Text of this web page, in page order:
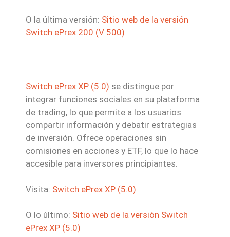
O la última versión: Sitio web de la versión
Switch ePrex 200 (V 500)
Switch ePrex XP (5.0) se distingue por
integrar funciones sociales en su plataforma
de trading, lo que permite a los usuarios
compartir información y debatir estrategias
de inversión. Ofrece operaciones sin
comisiones en acciones y ETF, lo que lo hace
accesible para inversores principiantes.
Visita: Switch ePrex XP (5.0)
O lo último: Sitio web de la versión Switch
ePrex XP (5.0)